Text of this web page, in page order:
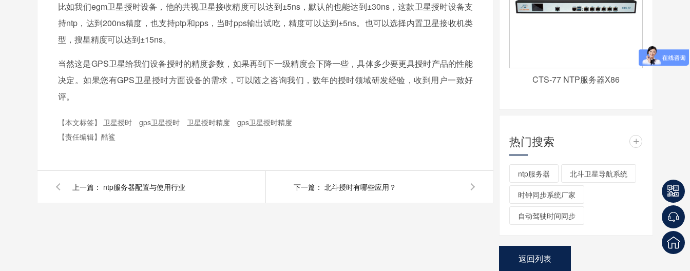
比如我们egm卫星授时设备，他的共视卫星接收精度可以达到±5ns，默认的也能达到±30ns，这款卫星授时设备支
持ntp，达到200ns精度，也支持ptp和pps，当时pps输出试吃，精度可以达到±5ns。也可以选择内置卫星接收机类
型，搜星精度可以达到±15ns。
当然这是GPS卫星给我们设备授时的精度参数，如果再到下一级精度会下降一些，具体多少要更具授时产品的性能
决定。如果您有GPS卫星授时方面设备的需求，可以随之咨询我们，数年的授时领域研发经验，收到用户一致好
评。
【本文标签】 卫星授时 gps卫星授时 卫星授时精度
gps卫星授时精度
【责任编辑】 酷鲨
上一篇： ntp服务器配置与使用行业 下一篇： 北斗授时有哪些应用？
CTS-77 NTP服务器X86
热门搜索 +
ntp服务器 北斗卫星导航系统
时钟同步系统厂家
自动驾驶时间同步
返回列表